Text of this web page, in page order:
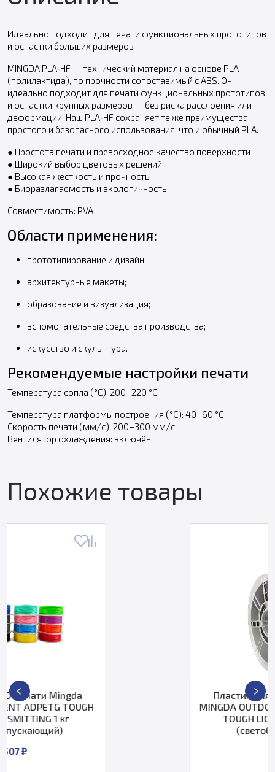
Идеально подходит для печати функциональных прототипов
и оснастки больших размеров
MINGDA PLA‑HF — технический материал на основе PLA
(полилактида), по прочности сопоставимый с ABS. Он
идеально подходит для печати функциональных прототипов
и оснастки крупных размеров — без риска расслоения или
деформации. Наш PLA‑HF сохраняет те же преимущества
простого и безопасного использования, что и обычный PLA.
● Простота печати и превосходное качество поверхности
● Широкий выбор цветовых решений
● Высокая жёсткость и прочность
● Биоразлагаемость и экологичность
Совместимость: PVA
Области применения:
прототипирование и дизайн;
архитектурные макеты;
образование и визуализация;
вспомогательные средства производства;
искусство и скульптура.
Рекомендуемые настройки печати
Температура сопла (°C): 200–220 °C
Температура платформы построения (°C): 40–60 °C
Скорость печати (мм/с): 200–300 мм/с
Вентилятор охлаждения: включён
Похожие товары
Пластик для 3D печати Mingda
MINGDA OUTDOOR FILAMENT
TOUGH LIGHT-BLOCKING 1 кг
(светоблокирующий)